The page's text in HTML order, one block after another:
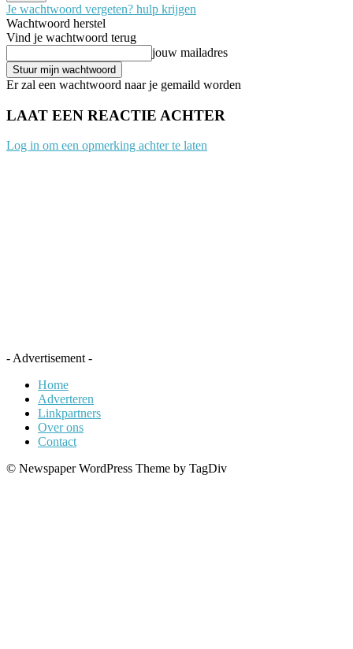
Je wachtwoord vergeten? hulp krijgen
Wachtwoord herstel
Vind je wachtwoord terug
jouw mailadres
Er zal een wachtwoord naar je gemaild worden
LAAT EEN REACTIE ACHTER
Log in om een opmerking achter te laten
- Advertisement -
Home
Adverteren
Linkpartners
Over ons
Contact
© Newspaper WordPress Theme by TagDiv